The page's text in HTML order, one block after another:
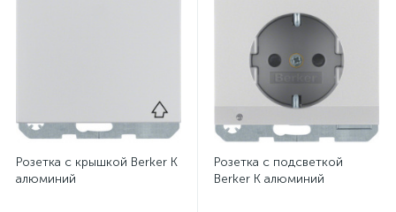
Розетка с крышкой Berker K
алюминий
Розетка с подсветкой
Berker K алюминий